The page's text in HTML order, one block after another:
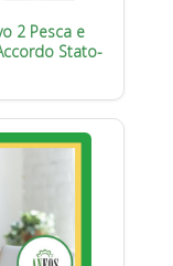
2 Pesca e
Stato-